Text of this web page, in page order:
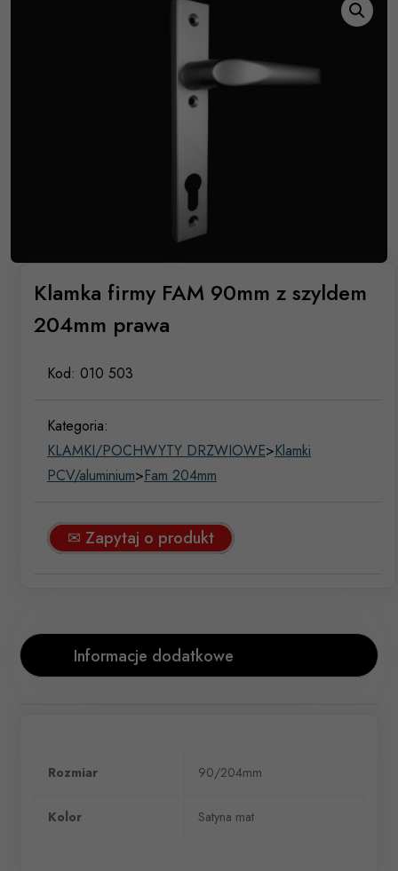
Klamka firmy FAM 90mm z szyldem
204mm prawa
Kod: 010 503
Kategoria:
KLAMKI/POCHWYTY DRZWIOWE>Klamki
PCV/aluminium>Fam 204mm
✉ Zapytaj o produkt
Informacje dodatkowe
Rozmiar 90/204mm
Kolor Satyna mat